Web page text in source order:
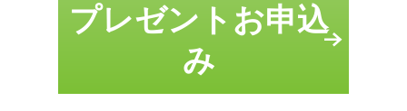
プレゼントお申込
み